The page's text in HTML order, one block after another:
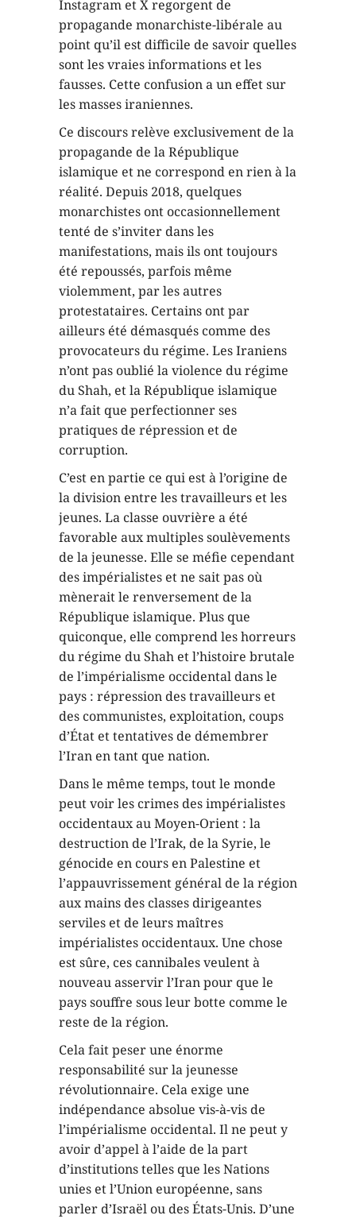
Instagram et X regorgent de
propagande monarchiste-libérale au
point qu’il est difficile de savoir quelles
sont les vraies informations et les
fausses. Cette confusion a un effet sur
les masses iraniennes.
Ce discours relève exclusivement de la
propagande de la République
islamique et ne correspond en rien à la
réalité. Depuis 2018, quelques
monarchistes ont occasionnellement
tenté de s’inviter dans les
manifestations, mais ils ont toujours
été repoussés, parfois même
violemment, par les autres
protestataires. Certains ont par
ailleurs été démasqués comme des
provocateurs du régime. Les Iraniens
n’ont pas oublié la violence du régime
du Shah, et la République islamique
n’a fait que perfectionner ses
pratiques de répression et de
corruption.
C’est en partie ce qui est à l’origine de
la division entre les travailleurs et les
jeunes. La classe ouvrière a été
favorable aux multiples soulèvements
de la jeunesse. Elle se méfie cependant
des impérialistes et ne sait pas où
mènerait le renversement de la
République islamique. Plus que
quiconque, elle comprend les horreurs
du régime du Shah et l’histoire brutale
de l’impérialisme occidental dans le
pays : répression des travailleurs et
des communistes, exploitation, coups
d’État et tentatives de démembrer
l’Iran en tant que nation.
Dans le même temps, tout le monde
peut voir les crimes des impérialistes
occidentaux au Moyen-Orient : la
destruction de l’Irak, de la Syrie, le
génocide en cours en Palestine et
l’appauvrissement général de la région
aux mains des classes dirigeantes
serviles et de leurs maîtres
impérialistes occidentaux. Une chose
est sûre, ces cannibales veulent à
nouveau asservir l’Iran pour que le
pays souffre sous leur botte comme le
reste de la région.
Cela fait peser une énorme
responsabilité sur la jeunesse
révolutionnaire. Cela exige une
indépendance absolue vis-à-vis de
l’impérialisme occidental. Il ne peut y
avoir d’appel à l’aide de la part
d’institutions telles que les Nations
unies et l’Union européenne, sans
parler d’Israël ou des États-Unis. D’une